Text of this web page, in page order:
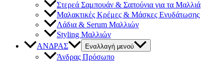
Στερεά Σαμπουάν & Σαπούνια για τα Μαλλιά
Μαλακτικές Κρέμες & Μάσκες Ενυδάτωσης
Λάδια & Serum Μαλλιών
Styling Μαλλιών
ΑΝΔΡΑΣ
Εναλλαγή μενού
Άνδρας Πρόσωπο